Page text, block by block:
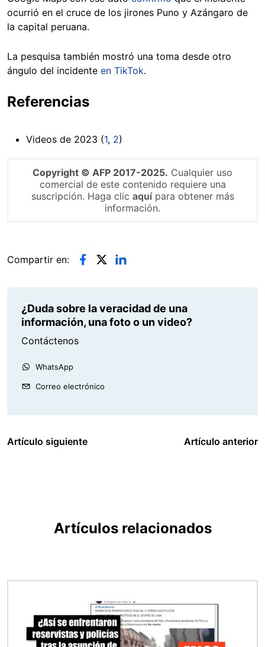
ocurrió en el cruce de los jirones Puno y Azángaro de
la capital peruana.
La pesquisa también mostró una toma desde otro
ángulo del incidente en TikTok.
Referencias
Videos de 2023 (1, 2)
Copyright © AFP 2017-2025. Cualquier uso
comercial de este contenido requiere una
suscripción. Haga clic aquípara obtener más
información.
Compartir en:
¿Duda sobre la veracidad de una
información, una foto o un video?
Contáctenos
WhatsApp
Correo electrónico
Artículo siguiente Artículo anterior
Artículos relacionados